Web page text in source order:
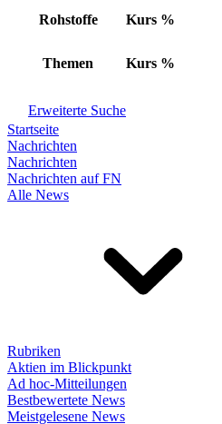
Rohstoffe Kurs %
Themen Kurs %
Erweiterte Suche
Startseite
Nachrichten
Nachrichten
Nachrichten auf FN
Alle News
Rubriken
Aktien im Blickpunkt
Ad hoc-Mitteilungen
Bestbewertete News
Meistgelesene News